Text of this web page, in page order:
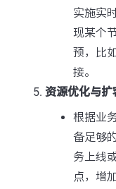
实施实
现某个
预，比
接。
资源优化与扩
根据业
备足够
务上线
点，增